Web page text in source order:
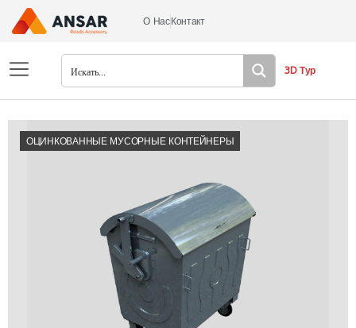
О НасКонтакт
3D Тур
ОЦИНКОВАННЫЕ МУСОРНЫЕ КОНТЕЙНЕРЫ